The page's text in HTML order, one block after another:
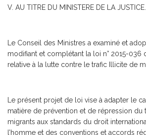
V. AU TITRE DU MINISTERE DE LA JUSTICE.
Le Conseil des Ministres a examiné et
modifiant et complétant la loi n° 2015-036
relative à la lutte contre le trafic Illicite de
Le présent projet de loi vise à adapter le
matière de prévention et de répression du
migrants aux standards du droit
l’homme et des conventions et accords